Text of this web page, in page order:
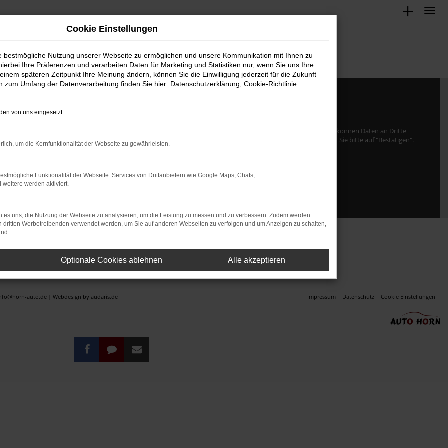
zu laden. Dabei können Daten an Dritte
weitergegeben werden. Wenn Sie damit einverstanden sind, klicken Sie bitte auf "Bestätigen".
Bestätigen
ehemaligen unverbindlichen Preisempfehlung des Herstellers am Tag der Erstzulassung (Neupreis).
vorbehalten.
Impressum Datenschutz Cookie Einstellungen
auto.de | Webdesign by audaris.de
Cookie Einstellungen
bestmögliche Nutzung unserer Webseite zu ermöglichen und unsere Kommunikation mit Ihnen zu
Ihre Präferenzen und verarbeiten Daten für Marketing und Statistiken nur, wenn Sie uns Ihre
späteren Zeitpunkt Ihre Meinung ändern, können Sie die Einwilligung jederzeit für die Zukunft
zum Umfang der Datenverarbeitung finden Sie hier: Datenschutzerklärung Cookie-Richtlinie
von uns eingesetzt:
um die Kernfunktionalität der Webseite zu gewährleisten.
Funktionalität der Webseite. Services von Drittanbietern wie Google Maps, Chats,
weitere werden aktiviert.
es uns, die Nutzung der Webseite zu analysieren, um die Leistung zu messen und zu verbessern. Zudem werden
dritten Werbetreibenden verwendet werden, um Sie auf anderen Webseiten zu verfolgen und um Anzeigen zu schalten,
Optionale Cookies ablehnen Alle akzeptieren